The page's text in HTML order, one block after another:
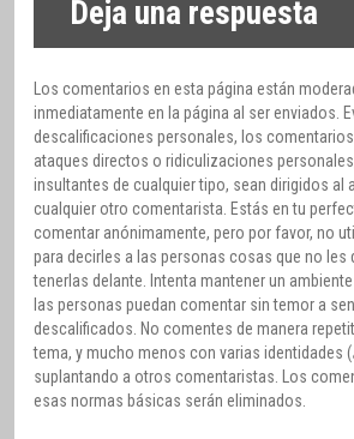
Deja una respuesta
Los comentarios en esta página están
inmediatamente en la página al ser enviados.
descalificaciones personales, los
ataques directos o ridiculizaciones
insultantes de cualquier tipo, sean dirigidos al
cualquier otro comentarista. Estás en tu
comentar anónimamente, pero por favor, no
para decirles a las personas cosas que no les
tenerlas delante. Intenta mantener un
las personas puedan comentar sin temor a
descalificados. No comentes de manera
tema, y mucho menos con varias identidades (
suplantando a otros comentaristas. Los
esas normas básicas serán eliminados.